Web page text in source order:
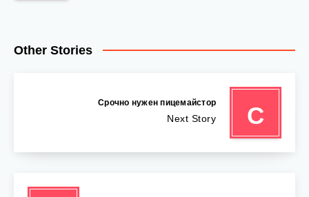
Other Stories
С
Срочно нужен пицемайстор
Next Story